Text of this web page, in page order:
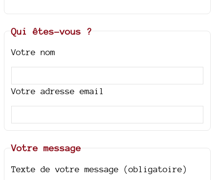
Qui êtes-vous ?
Votre nom
Votre adresse email
Votre message
Texte de votre message (obligatoire)